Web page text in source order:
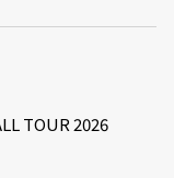
TOUR 2026